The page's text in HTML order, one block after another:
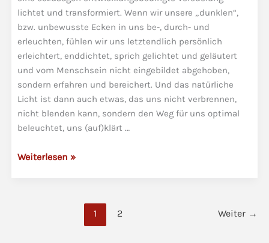
lichtet und transformiert. Wenn wir unsere „dunklen“,
bzw. unbewusste Ecken in uns be-, durch- und
erleuchten, fühlen wir uns letztendlich persönlich
erleichtert, enddichtet, sprich gelichtet und geläutert
und vom Menschsein nicht eingebildet abgehoben,
sondern erfahren und bereichert. Und das natürliche
Licht ist dann auch etwas, das uns nicht verbrennen,
nicht blenden kann, sondern den Weg für uns optimal
beleuchtet, uns (auf)klärt …
Der
Weiterlesen »
1 2 Weiter →